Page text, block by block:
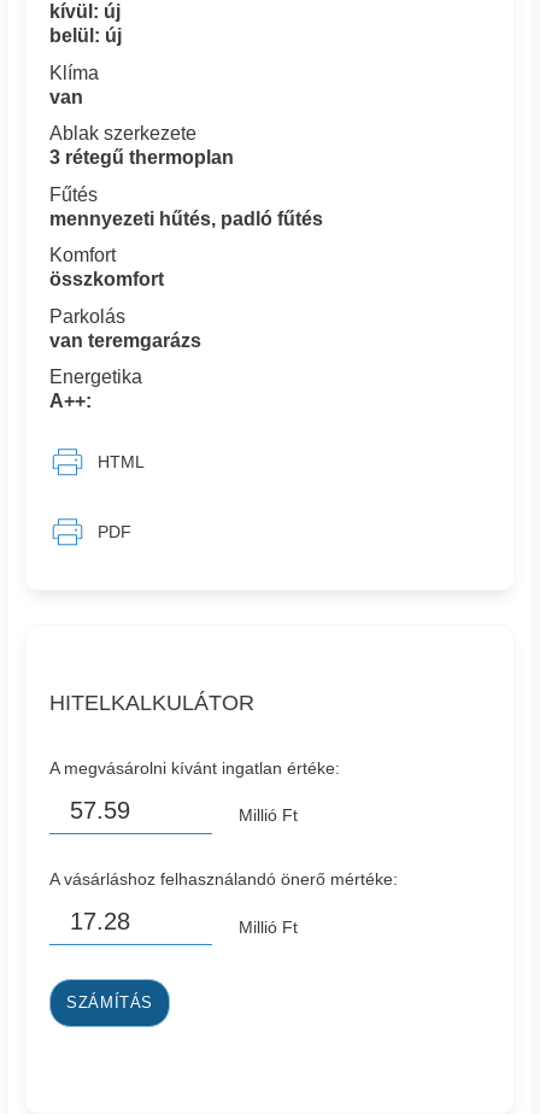
HITELKALKULÁTOR
A megvásárolni kívánt ingatlan értéke:
Millió Ft
A vásárláshoz felhasználandó önerő mértéke:
Millió Ft
SZÁMÍTÁS
kívül: új
belül: új
Klíma
van
Ablak szerkezete
3 rétegű thermoplan
Fűtés
mennyezeti hűtés, padló fűtés
Komfort
összkomfort
Parkolás
van teremgarázs
Energetika
A++:
HTML
PDF